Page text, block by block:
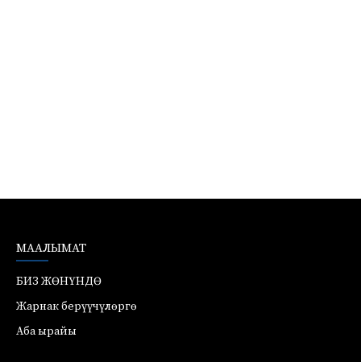
МААЛЫМАТ
БИЗ ЖӨНҮНДӨ
Жарнак берүүчүлөргө
Аба ырайы